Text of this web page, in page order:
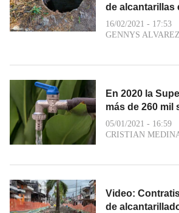
de alcantarillas
16/02/2021 - 17:53
GENNYS ALVAREZ
En 2020 la
más de 260 mil
05/01/2021 - 16:59
CRISTIAN
Video:
de